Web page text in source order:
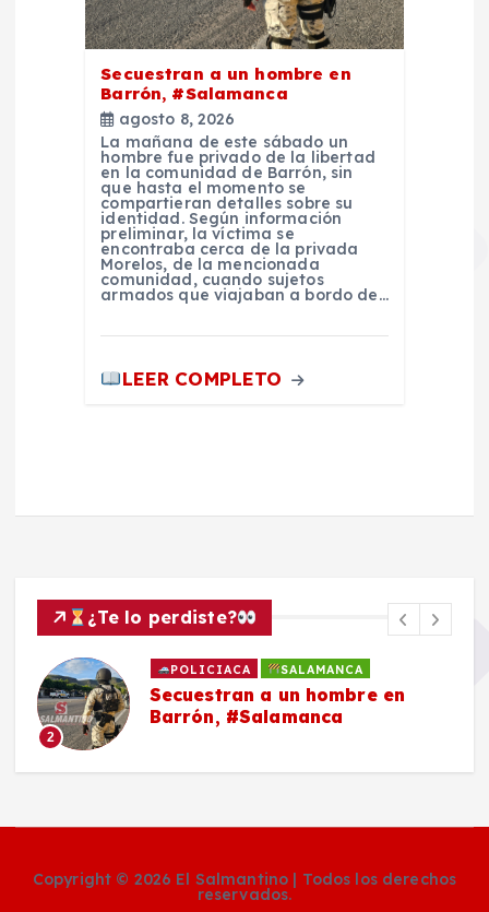
Secuestran a un hombre en
Barrón, #Salamanca
agosto 8, 2026
La mañana de este sábado un
hombre fue privado de la libertad
en la comunidad de Barrón, sin
que hasta el momento se
compartieran detalles sobre su
identidad. Según información
preliminar, la víctima se
encontraba cerca de la privada
Morelos, de la mencionada
comunidad, cuando sujetos
armados que viajaban a bordo de…
LEER COMPLETO
¿Te lo perdiste?
2
POLICIACA SALAMANCA
Secuestran a un hombre en
Barrón, #Salamanca
Copyright © 2026 El Salmantino | Todos los derechos
reservados.